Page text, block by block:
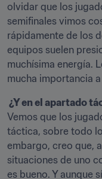
olvidar que los
semifinales vimos
rápidamente de los
equipos suelen
muchísima energía.
mucha importancia
¿Y en el apartado
Vemos que los
táctica, sobre todo
embargo, creo que,
situaciones de uno
es bueno. Y aunque